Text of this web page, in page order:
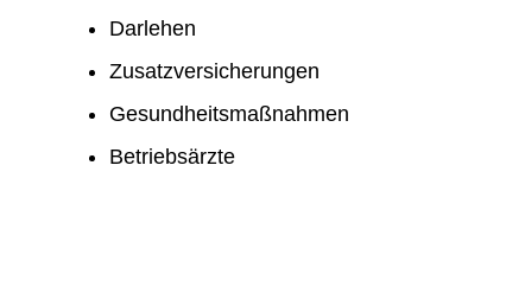
Darlehen
Zusatzversicherungen
Gesundheitsmaßnahmen
Betriebsärzte